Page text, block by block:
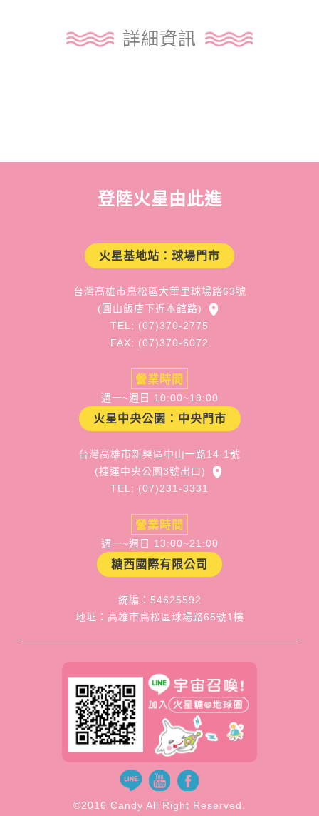
詳細資訊
登陸火星由此進
火星基地站：球場門市
台灣高雄市鳥松區大華里球場路63號
(圓山飯店下近本館路)
TEL: (07)370-2775
FAX: (07)370-6072
營業時間
週一~週日 10:00~19:00
火星中央公園：中央門市
台灣高雄市新興區中山一路14-1號
(捷運中央公園3號出口)
TEL: (07)231-3331
營業時間
週一~週日 13:00~21:00
糖西國際有限公司
統編：54625592
地址：高雄市鳥松區球場路65號1樓
©2016 Candy All Right Reserved.